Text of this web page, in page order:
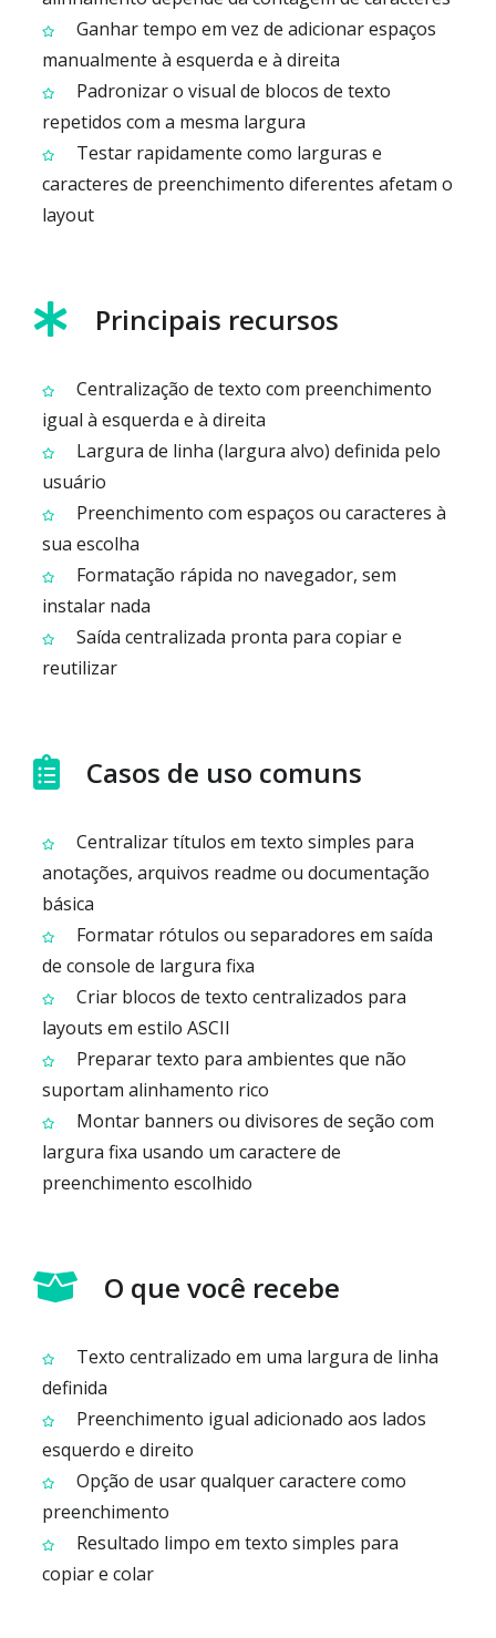
Ganhar tempo em vez de adicionar espaços
manualmente à esquerda e à direita
Padronizar o visual de blocos de texto
repetidos com a mesma largura
Testar rapidamente como larguras e
caracteres de preenchimento diferentes afetam o
layout
Principais recursos
Centralização de texto com preenchimento
igual à esquerda e à direita
Largura de linha (largura alvo) definida pelo
usuário
Preenchimento com espaços ou caracteres à
sua escolha
Formatação rápida no navegador, sem
instalar nada
Saída centralizada pronta para copiar e
reutilizar
Casos de uso comuns
Centralizar títulos em texto simples para
anotações, arquivos readme ou documentação
básica
Formatar rótulos ou separadores em saída
de console de largura fixa
Criar blocos de texto centralizados para
layouts em estilo ASCII
Preparar texto para ambientes que não
suportam alinhamento rico
Montar banners ou divisores de seção com
largura fixa usando um caractere de
preenchimento escolhido
O que você recebe
Texto centralizado em uma largura de linha
definida
Preenchimento igual adicionado aos lados
esquerdo e direito
Opção de usar qualquer caractere como
preenchimento
Resultado limpo em texto simples para
copiar e colar